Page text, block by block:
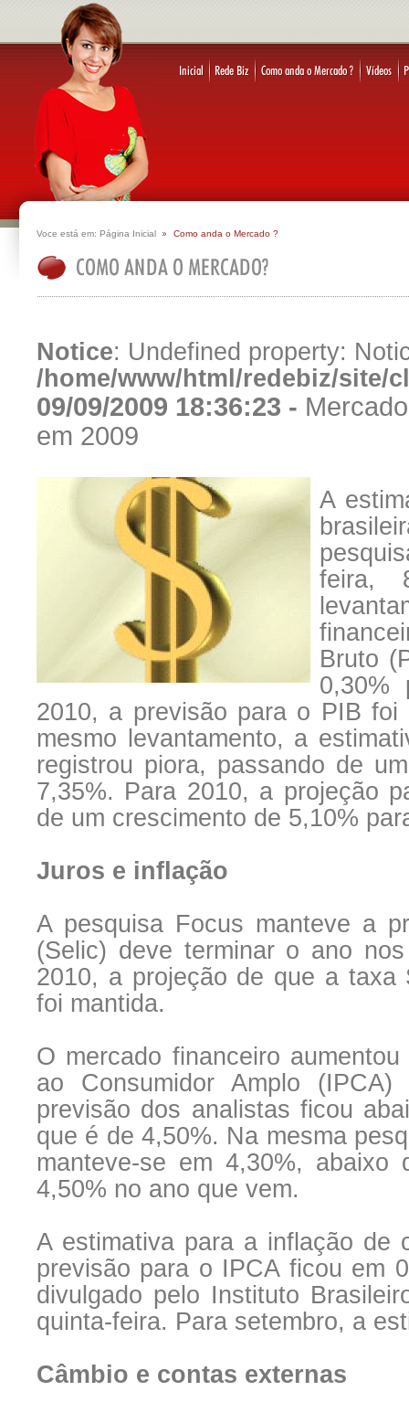
Voce está em: Página Inicial Como anda o Mercado ?
Notice: Undefined property:
/home/www/html/redebiz/site/
09/09/2009 18:36:23 -
em 2009
A
feira,
Bruto
0,30%
2010, a previsão para o PIB
mesmo levantamento, a
registrou piora, passando de
7,35%. Para 2010, a projeção
de um crescimento de 5,10%
Juros e inflação
A pesquisa Focus manteve a
(Selic) deve terminar o ano
2010, a projeção de que a taxa
foi mantida.
O mercado financeiro
ao Consumidor Amplo
previsão dos analistas ficou
que é de 4,50%. Na mesma
manteve-se em 4,30%,
4,50% no ano que vem.
A estimativa para a inflação de
previsão para o IPCA ficou em
divulgado pelo Instituto
quinta-feira. Para setembro, a
Câmbio e contas externas